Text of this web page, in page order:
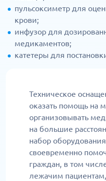
пульсоксиметр для
крови;
инфузор для
медикаментов;
катетеры для
Техническое
оказать помощь на
организовывать
на большие
набор
своевременно
граждан, в том
лежачим